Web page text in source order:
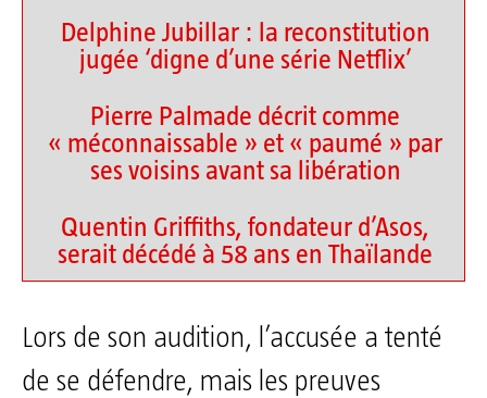
Delphine Jubillar : la reconstitution
jugée ‘digne d’une série Netflix’
Pierre Palmade décrit comme
« méconnaissable » et « paumé » par
ses voisins avant sa libération
Quentin Griffiths, fondateur d’Asos,
serait décédé à 58 ans en Thaïlande
Lors de son audition, l’accusée a tenté
de se défendre, mais les preuves